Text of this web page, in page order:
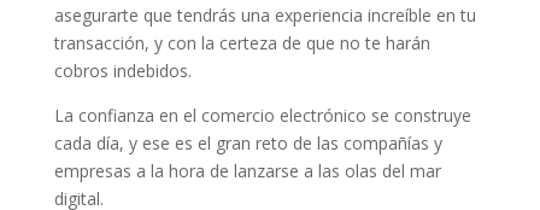
asegurarte que tendrás una experiencia increíble en tu
transacción, y con la certeza de que no te harán
cobros indebidos.
La confianza en el comercio electrónico se construye
cada día, y ese es el gran reto de las compañías y
empresas a la hora de lanzarse a las olas del mar
digital.